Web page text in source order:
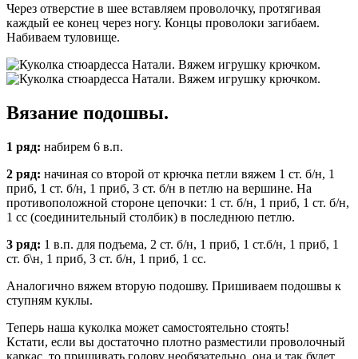
Через отверстие в шее вставляем проволочку, протягивая
каждый ее конец через ногу. Концы проволоки загибаем.
Набиваем туловище.
Вязание подошвы.
1 ряд: набирем 6 в.п.
2 ряд: начиная со второй от крючка петли вяжем 1 ст. б/н, 1
приб, 1 ст. б/н, 1 приб, 3 ст. б/н в петлю на вершине. На
противоположной стороне цепочки: 1 ст. б/н, 1 приб, 1 ст. б/н,
1 сс (соединительный столбик) в последнюю петлю.
3 ряд: 1 в.п. для подъема, 2 ст. б/н, 1 приб, 1 ст.б/н, 1 приб, 1
ст. б\н, 1 приб, 3 ст. б/н, 1 приб, 1 сс.
Аналогично вяжем вторую подошву. Пришиваем подошвы к
ступням куклы.
Теперь наша куколка может самостоятельно стоять!
Кстати, если вы достаточно плотно разместили проволочный
каркас, то пришивать голову необязательно, она и так будет